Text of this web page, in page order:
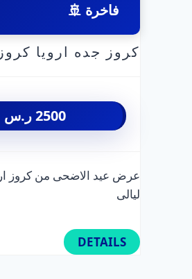
فاخرة 🚢
كروز جده ارويا كروز
2500ر.س
ليالى
DETAILS